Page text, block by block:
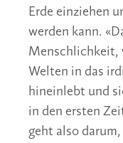
Erde einziehen
werden kann.
Menschlichkeit,
Welten in das
hineinlebt und
in den ersten
geht also